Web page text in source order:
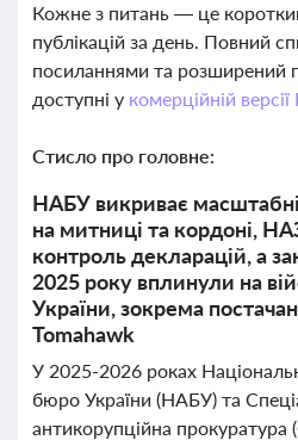
Кожне з питань — це
публікацій за день. Повний
посиланнями та розширений
доступні у комерційній
Стисло про головне:
НАБУ викриває
на митниці та кордоні,
контроль декларацій, а
2025 року вплинули на
України, зокрема
Tomahawk
У 2025-2026 роках
бюро України (НАБУ) та
антикорупційна